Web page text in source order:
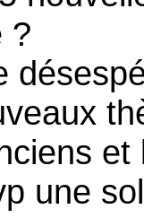
?
une